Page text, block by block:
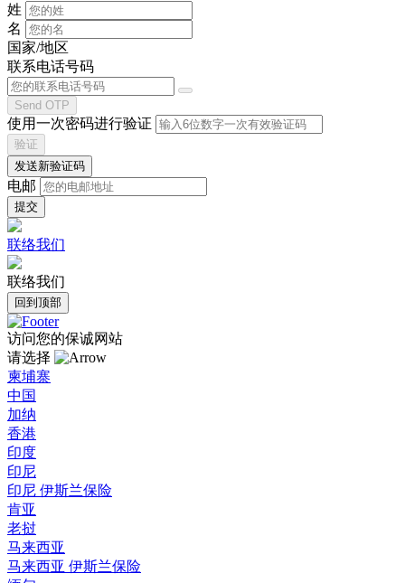
姓
名
国家/地区
联系电话号码
Send OTP
使用一次密码进行验证
验证
发送新验证码
电邮
联络我们
联络我们
回到顶部
访问您的保诚网站
请选择
柬埔寨
中国
加纳
香港
印度
印尼
印尼 伊斯兰保险
肯亚
老挝
马来西亚
马来西亚 伊斯兰保险